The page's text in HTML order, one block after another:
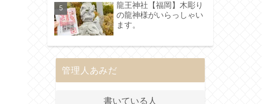
龍王神社【福岡】木彫り
の龍神様がいらっしゃい
ます。
管理人あみだ
書いている人